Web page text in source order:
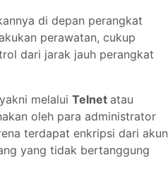
di depan perangkat
perawatan, cukup
dari jarak jauh perangkat
melalui Telnet atau
oleh para administrator
terdapat enkripsi dari akun
yang tidak bertanggung